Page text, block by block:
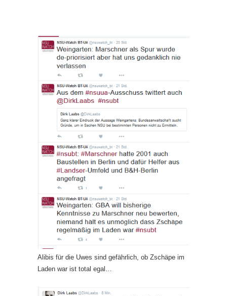
Alibis für die Uwes sind gefährlich, ob Zschäpe im
Laden war ist total egal…